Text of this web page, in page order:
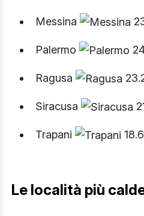
Messina
Palermo
Ragusa
Siracusa
Trapani
Le località più